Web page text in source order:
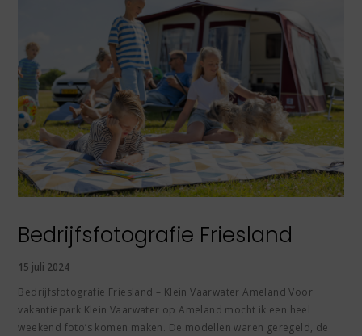
Bedrijfsfotografie Friesland
15 juli 2024
Bedrijfsfotografie Friesland – Klein Vaarwater Ameland Voor
vakantiepark Klein Vaarwater op Ameland mocht ik een heel
weekend foto’s komen maken. De modellen waren geregeld, de